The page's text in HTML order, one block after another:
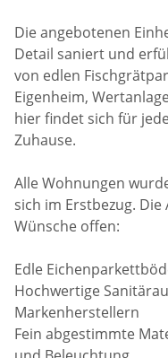
Die angebotenen
Detail saniert und
von edlen
Eigenheim,
hier findet sich für
Zuhause.
Alle Wohnungen
sich im Erstbezug.
Wünsche offen:
Edle
Hochwertige
Markenherstellern
Fein abgestimmte